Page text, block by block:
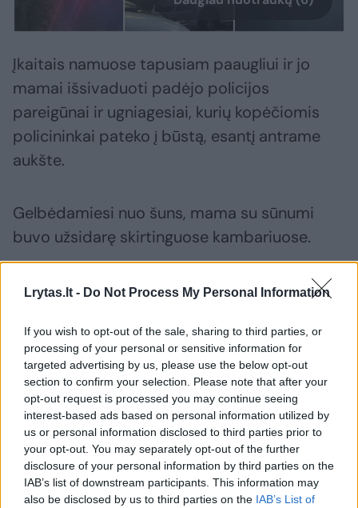
Lrytas.lt - Do Not Process My Personal Information
If you wish to opt-out of the sale, sharing to third parties, or
processing of your personal or sensitive information for
targeted advertising by us, please use the below opt-out
section to confirm your selection. Please note that after your
opt-out request is processed you may continue seeing
interest-based ads based on personal information utilized by
us or personal information disclosed to third parties prior to
your opt-out. You may separately opt-out of the further
disclosure of your personal information by third parties on the
IAB’s list of downstream participants. This information may
also be disclosed by us to third parties on the IAB’s List of
Įkaitais namuose tapusiam paaugliui ir jo
mamai išsivaduoti padėjo policijos
pareigūnai ir ugniagesiai, kurių kopėčiomis
policininkai pateko į būstą, esantį antrame
aukšte.
Gelbėdamiesi nuo šuns, mama su sūnumi
buvo užsidarę skirtinguose kambariuose.
Jie buvo buvo išvesti iš būsto ir perduoti
pagalbos medikams.
Susiję straipsniai